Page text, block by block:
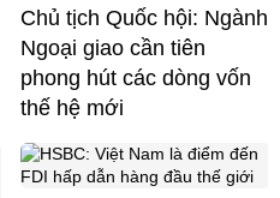
Chủ tịch Quốc hội: Ngành
Ngoại giao cần tiên
phong hút các dòng vốn
thế hệ mới